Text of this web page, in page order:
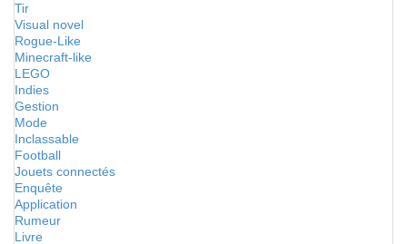
Tir
Visual novel
Rogue-Like
Minecraft-like
LEGO
Indies
Gestion
Mode
Inclassable
Football
Jouets connectés
Enquête
Application
Rumeur
Livre